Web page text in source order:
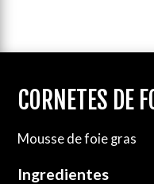
CORNETES DE
Mousse de foie gras
Ingredientes